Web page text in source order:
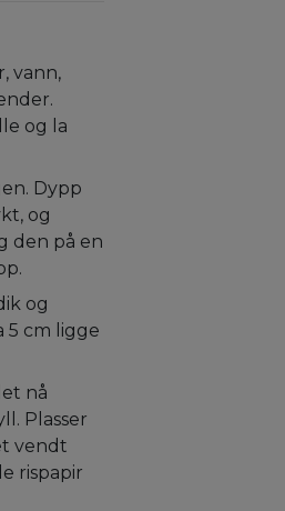
vann,
og la
Dypp
og
den på en
og
5 cm ligge
nå
Plasser
vendt
rispapir